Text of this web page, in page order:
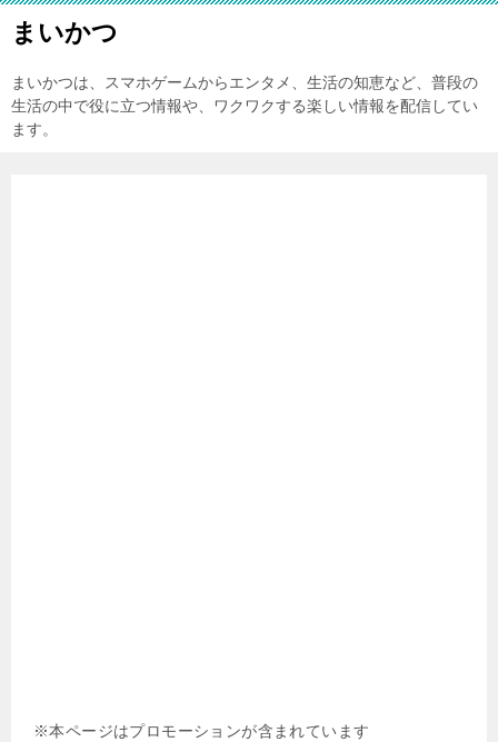
まいかつ
まいかつは、スマホゲームからエンタメ、生活の知恵など、普段の
生活の中で役に立つ情報や、ワクワクする楽しい情報を配信してい
ます。
※本ページはプロモーションが含まれています